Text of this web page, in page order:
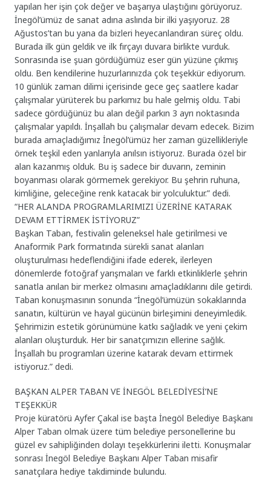
yapılan her işin çok değer ve başarıya ulaştığını görüyoruz.
İnegöl’ümüz de sanat adına aslında bir ilki yaşıyoruz. 28
Ağustos’tan bu yana da bizleri heyecanlandıran süreç oldu.
Burada ilk gün geldik ve ilk fırçayı duvara birlikte vurduk.
Sonrasında ise şuan gördüğümüz eser gün yüzüne çıkmış
oldu. Ben kendilerine huzurlarınızda çok teşekkür ediyorum.
10 günlük zaman dilimi içerisinde gece geç saatlere kadar
çalışmalar yürüterek bu parkımız bu hale gelmiş oldu. Tabi
sadece gördüğünüz bu alan değil parkın 3 ayrı noktasında
çalışmalar yapıldı. İnşallah bu çalışmalar devam edecek. Bizim
burada amaçladığımız İnegöl’ümüz her zaman güzellikleriyle
örnek teşkil eden yanlarıyla anılsın istiyoruz. Burada özel bir
alan kazanmış olduk. Bu iş sadece bir duvarın, zeminin
boyanması olarak görmemek gerekiyor. Bu şehrin ruhuna,
kimliğine, geleceğine renk katacak bir yolculuktur.” dedi.
“HER ALANDA PROGRAMLARIMIZI ÜZERİNE KATARAK
DEVAM ETTİRMEK İSTİYORUZ”
Başkan Taban, festivalin geleneksel hale getirilmesi ve
Anaformik Park formatında sürekli sanat alanları
oluşturulması hedeflendiğini ifade ederek, ilerleyen
dönemlerde fotoğraf yarışmaları ve farklı etkinliklerle şehrin
sanatla anılan bir merkez olmasını amaçladıklarını dile getirdi.
Taban konuşmasının sonunda “İnegöl’ümüzün sokaklarında
sanatın, kültürün ve hayal gücünün birleşimini deneyimledik.
Şehrimizin estetik görünümüne katkı sağladık ve yeni çekim
alanları oluşturduk. Her bir sanatçımızın ellerine sağlık.
İnşallah bu programları üzerine katarak devam ettirmek
istiyoruz.” dedi.
BAŞKAN ALPER TABAN VE İNEGÖL BELEDİYESİ’NE
TEŞEKKÜR
Proje küratörü Ayfer Çakal ise başta İnegöl Belediye Başkanı
Alper Taban olmak üzere tüm belediye personellerine bu
güzel ev sahipliğinden dolayı teşekkürlerini iletti. Konuşmalar
sonrası İnegöl Belediye Başkanı Alper Taban misafir
sanatçılara hediye takdiminde bulundu.